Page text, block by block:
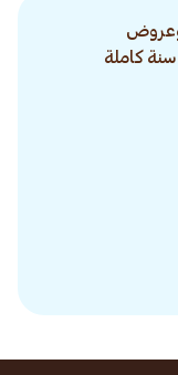
وعروض
كاملة